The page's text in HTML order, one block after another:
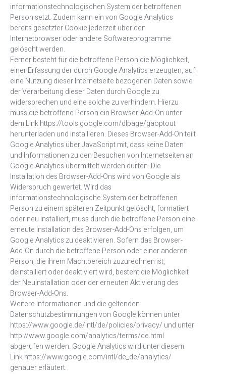
informationstechnologischen System der betroffenen
Person setzt. Zudem kann ein von Google Analytics
bereits gesetzter Cookie jederzeit über den
Internetbrowser oder andere Softwareprogramme
gelöscht werden.
Ferner besteht für die betroffene Person die Möglichkeit,
einer Erfassung der durch Google Analytics erzeugten, auf
eine Nutzung dieser Internetseite bezogenen Daten sowie
der Verarbeitung dieser Daten durch Google zu
widersprechen und eine solche zu verhindern. Hierzu
muss die betroffene Person ein Browser-Add-On unter
dem Link https://tools.google.com/dlpage/gaoptout
herunterladen und installieren. Dieses Browser-Add-On teilt
Google Analytics über JavaScript mit, dass keine Daten
und Informationen zu den Besuchen von Internetseiten an
Google Analytics übermittelt werden dürfen. Die
Installation des Browser-Add-Ons wird von Google als
Widerspruch gewertet. Wird das
informationstechnologische System der betroffenen
Person zu einem späteren Zeitpunkt gelöscht, formatiert
oder neu installiert, muss durch die betroffene Person eine
erneute Installation des Browser-Add-Ons erfolgen, um
Google Analytics zu deaktivieren. Sofern das Browser-
Add-On durch die betroffene Person oder einer anderen
Person, die ihrem Machtbereich zuzurechnen ist,
deinstalliert oder deaktiviert wird, besteht die Möglichkeit
der Neuinstallation oder der erneuten Aktivierung des
Browser-Add-Ons.
Weitere Informationen und die geltenden
Datenschutzbestimmungen von Google können unter
https://www.google.de/intl/de/policies/privacy/ und unter
http://www.google.com/analytics/terms/de.html
abgerufen werden. Google Analytics wird unter diesem
Link https://www.google.com/intl/de_de/analytics/
genauer erläutert.